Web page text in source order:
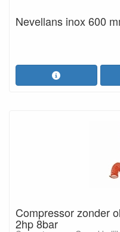
Nevellans inox 600
Compressor zonder
2hp 8bar